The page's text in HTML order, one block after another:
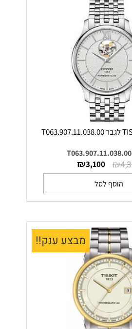
T063.907.11.038.00
₪
₪3,100
הוסף לסל
מבצע ענק!!